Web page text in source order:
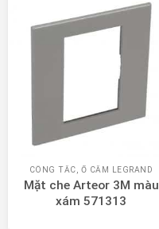
CÔNG TẮC, Ổ CẮM LEGRAND
Mặt che Arteor 3M màu
xám 571313